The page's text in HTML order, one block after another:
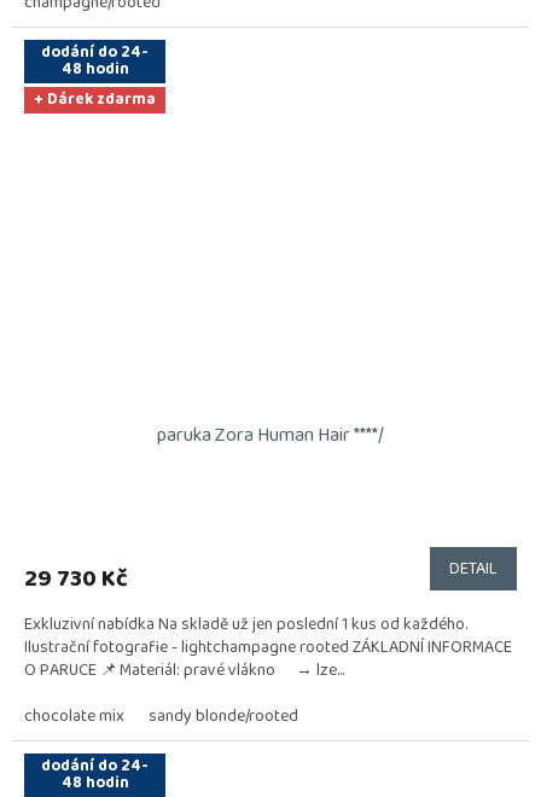
dodání do 24-
48 hodin
+ Dárek zdarma
paruka Zora Human Hair ****/
29 730 Kč DETAIL
Exkluzivní nabídka Na skladě už jen poslední 1 kus od každého.
Ilustrační fotografie - lightchampagne rooted ZÁKLADNÍ INFORMACE
O PARUCE 📌 Materiál: pravé vlákno → lze...
chocolate mix
sandy blonde/rooted
dodání do 24-
48 hodin